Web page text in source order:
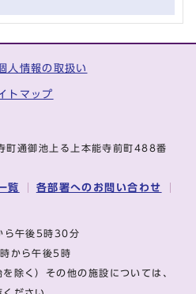
人情報の取扱い
トマップ
通御池上る上本能寺前町488番
覧 各部署へのお問い合わせ
ら午後5時30分
時から午後5時
除く）その他の施設については、